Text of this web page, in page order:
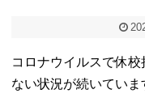
コロナウイルスで休
ない状況が続いてい